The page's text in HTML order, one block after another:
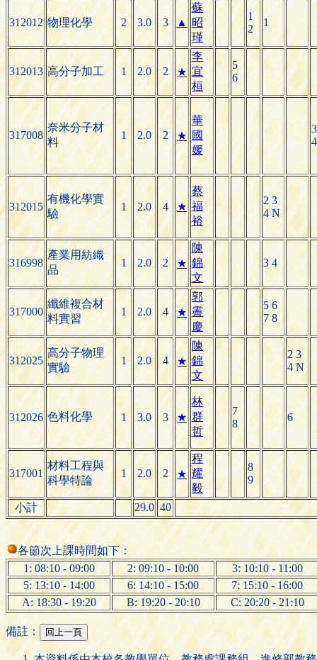
312012 物理化學 2 3.0 3 ▲
蘇
昭
瑾
1
2
1
312013 高分子加工 1 2.0 2 ★
李
宜
桓
5
6
317008
奈米分子材
料
1 2.0 2 ★
華
國
媛
3
4
312015
有機化學實
驗
1 2.0 4 ★
蔡
福
裕
2 3
4 N
316998
產業用紡織
品
1 2.0 2 ★
陳
錦
文
3 4
317000
纖維複合材
料實習
1 2.0 4 ★
郭
霽
慶
5 6
7 8
312025
高分子物理
實驗
1 2.0 4 ★
陳
錦
文
2 3
4 N
312026 色料化學 1 3.0 3 ★
林
群
哲
7
8
6
317001
材料工程與
科學特論
1 2.0 2 ★
程
耀
毅
8
9
小計 29.0 40
各節次上課時間如下：
1: 08:10 - 09:00
2: 09:10 - 10:00
3: 10:10 - 11:00
5: 13:10 - 14:00
6: 14:10 - 15:00
7: 15:10 - 16:00
A: 18:30 - 19:20
B: 19:20 - 20:10 C: 20:20 - 21:10
備註：